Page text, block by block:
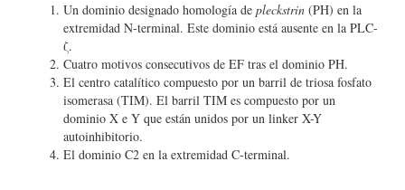
Un dominio designado homología de pleckstrin (PH) en la
extremidad N-terminal. Este dominio está ausente en la PLC-
ζ.
Cuatro motivos consecutivos de EF tras el dominio PH.
El centro catalítico compuesto por un barril de triosa fosfato
isomerasa (TIM). El barril TIM es compuesto por un
dominio X e Y que están unidos por un linker X-Y
autoinhibitorio.
El dominio C2 en la extremidad C-terminal.